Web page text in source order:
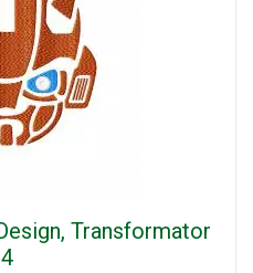
Transformator